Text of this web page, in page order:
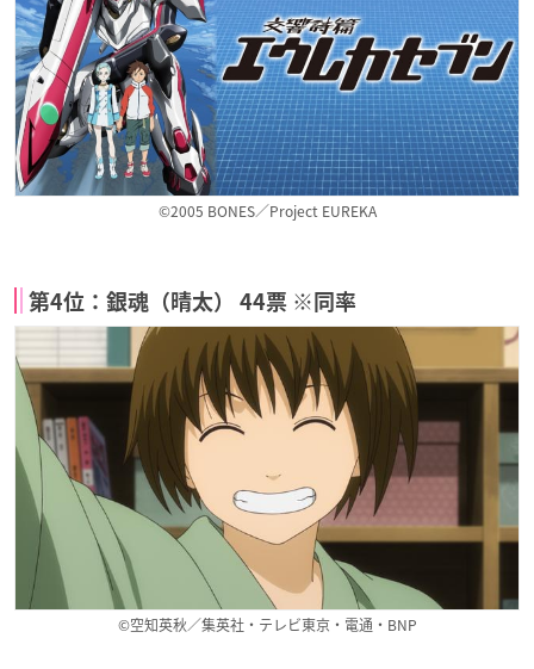
©2005 BONES／Project EUREKA
第4位：銀魂（晴太） 44票 ※同率
©空知英秋／集英社・テレビ東京・電通・BNP